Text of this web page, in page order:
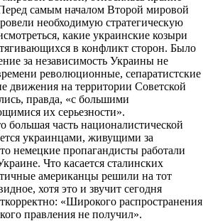
самым началом Второй мировой
необходимую стратегическую
какие украинские козыри
в конфликт сторон. Было
за независимость Украины не
революционные, сепаратистские
движения на территории Советской
правда, «с большими
их серьезности».
большая часть националистической
украинцами, живущими за
немецкие пропагандисты работали
Что касается сталинских
американцы решили на тот
хотя это и звучит сегодня
«Широкого распространения
правления не получил».